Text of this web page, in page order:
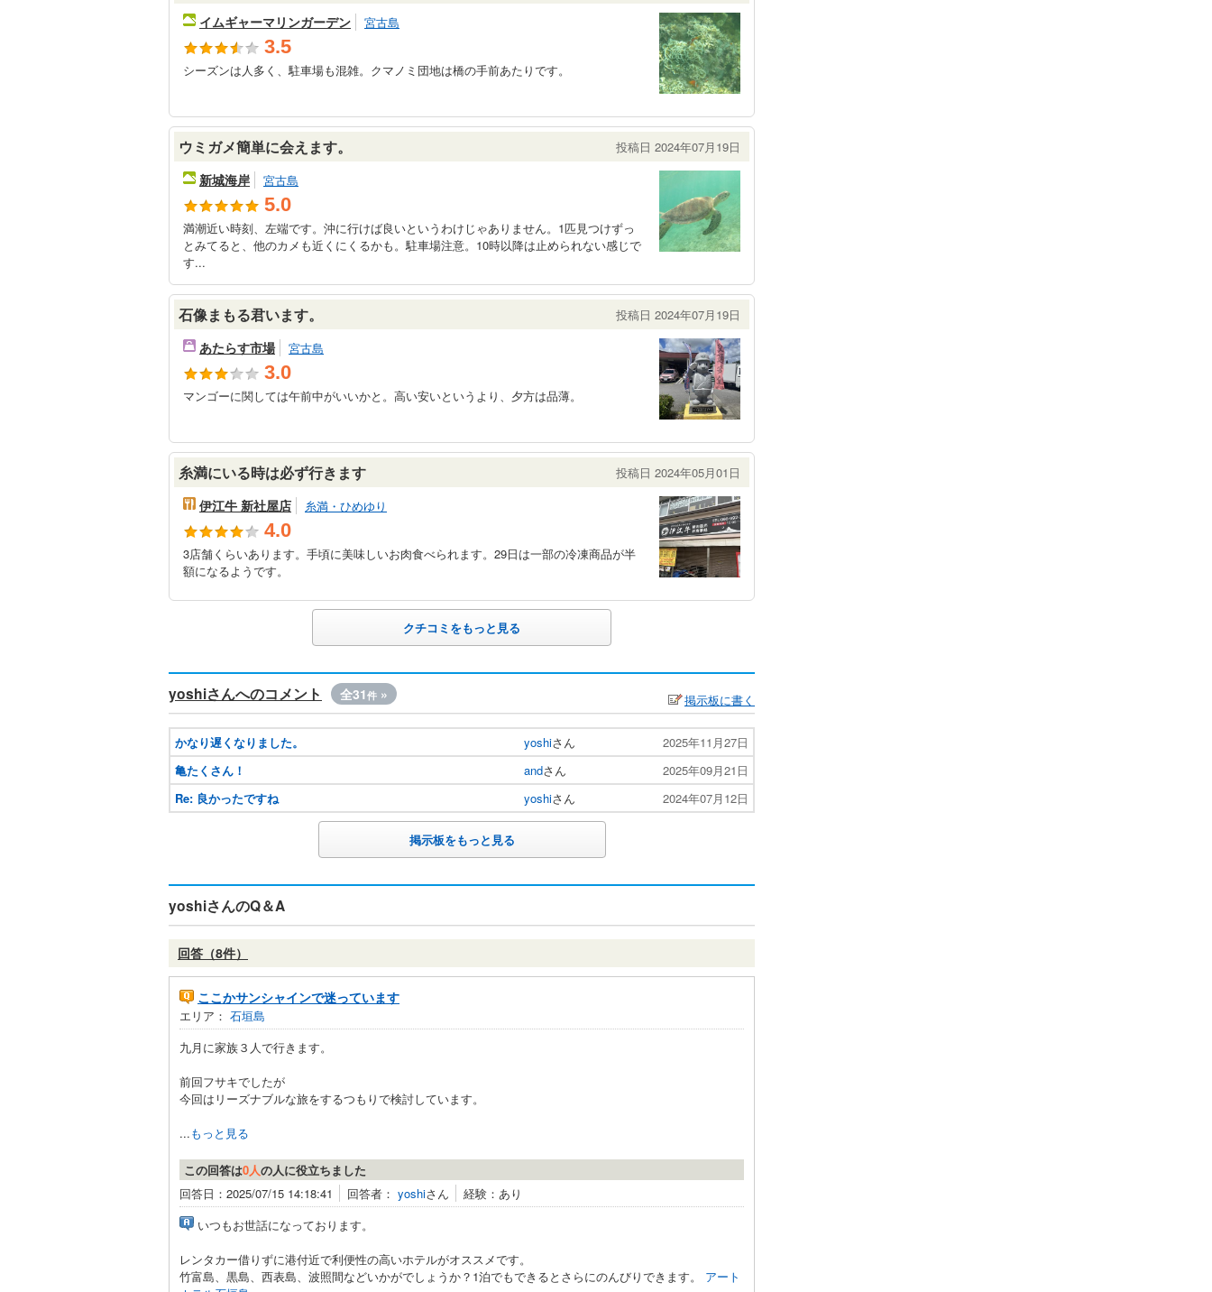
イムギャーマリンガーデン 宮古島
3.5
シーズンは人多く、駐車場も混雑。クマノミ団地は橋の手前あたりです。
ウミガメ簡単に会えます。 投稿日 2024年07月19日
新城海岸 宮古島
5.0
満潮近い時刻、左端です。沖に行けば良いというわけじゃありません。1匹見つけずっ
とみてると、他のカメも近くにくるかも。駐車場注意。10時以降は止められない感じで
す...
石像まもる君います。 投稿日 2024年07月19日
あたらす市場 宮古島
3.0
マンゴーに関しては午前中がいいかと。高い安いというより、夕方は品薄。
糸満にいる時は必ず行きます 投稿日 2024年05月01日
伊江牛 新社屋店 糸満・ひめゆり
4.0
3店舗くらいあります。手頃に美味しいお肉食べられます。29日は一部の冷凍商品が半
額になるようです。
クチコミをもっと見る
yoshiさんへのコメント 全31件 » 掲示板に書く
かなり遅くなりました。 yoshiさん
2025年11月27日
亀たくさん！
andさん
2025年09月21日
Re: 良かったですね
yoshiさん 2024年07月12日
掲示板をもっと見る
yoshiさんのQ＆A
回答（8件）
ここかサンシャインで迷っています
エリア： 石垣島
九月に家族３人で行きます。
前回フサキでしたが
今回はリーズナブルな旅をするつもりで検討しています。
...もっと見る
この回答は0人の人に役立ちました
回答日：2025/07/15 14:18:41
回答者： yoshiさん
経験：あり
いつもお世話になっております。
レンタカー借りずに港付近で利便性の高いホテルがオススメです。
竹富島、黒島、西表島、波照間などいかがでしょうか？1泊でもできるとさらにのんびりできます。 アート